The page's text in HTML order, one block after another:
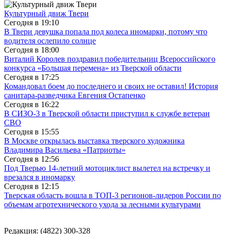
Культурный движ Твери
Сегодня в 19:10
В Твери девушка попала под колеса иномарки, потому что
водителя ослепило солнце
Сегодня в 18:00
Виталий Королев поздравил победительниц Всероссийского
конкурса «Большая перемена» из Тверской области
Сегодня в 17:25
Командовал боем до последнего и своих не оставил! История
санитара-разведчика Евгения Остапенко
Сегодня в 16:22
В СИЗО-3 в Тверской области приступил к службе ветеран
СВО
Сегодня в 15:55
В Москве открылась выставка тверского художника
Владимира Васильева «Патриоты»
Сегодня в 12:56
Под Тверью 14-летний мотоциклист вылетел на встречку и
врезался в иномарку
Сегодня в 12:15
Тверская область вошла в ТОП-3 регионов-лидеров России по
объемам агротехнического ухода за лесными культурами
Редакция: (4822) 300-328